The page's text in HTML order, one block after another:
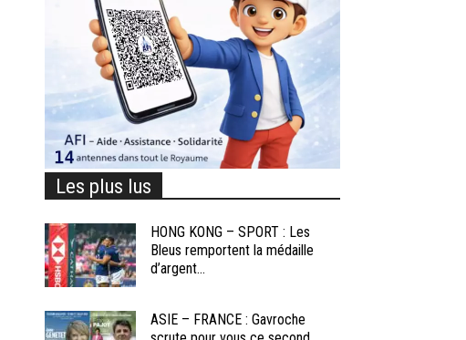
Les plus lus
HONG KONG – SPORT : Les
Bleus remportent la médaille
d’argent...
ASIE – FRANCE : Gavroche